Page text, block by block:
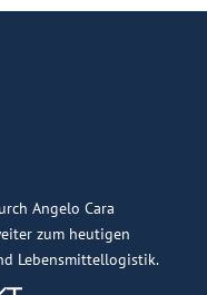
Angelo Cara
zum heutigen
Lebensmittellogistik.